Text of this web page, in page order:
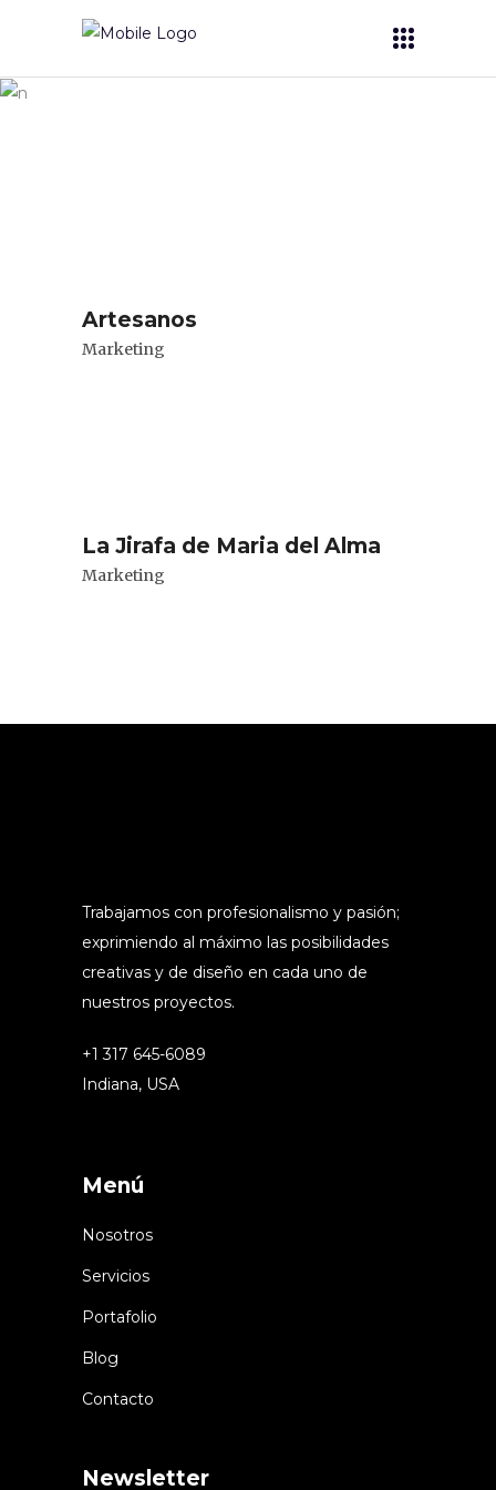
Archive
Artesanos
Marketing
La Jirafa de Maria del Alma
Marketing
Trabajamos con profesionalismo y pasión;
exprimiendo al máximo las posibilidades
creativas y de diseño en cada uno de
nuestros proyectos.
+1 317 645-6089
Indiana, USA
Menú
Nosotros
Servicios
Portafolio
Blog
Contacto
Newsletter